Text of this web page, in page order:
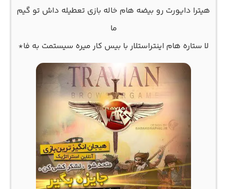
هیترا دایورت رو بیضه هام خاله بازی تعطیله داش تو گیم
ما
لا ستاره هام اینتراستلار با بیس کار میره سیستمت به فا*